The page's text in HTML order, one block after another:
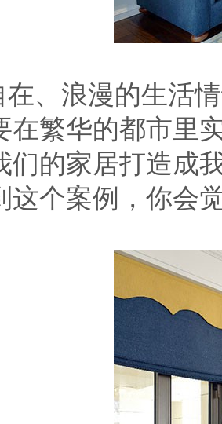
在、浪漫的生活
在繁华的都市里
们的家居打造成
这个案例，你会